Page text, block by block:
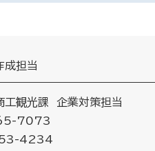
成担当
観光課 企業対策担当
7073
4234